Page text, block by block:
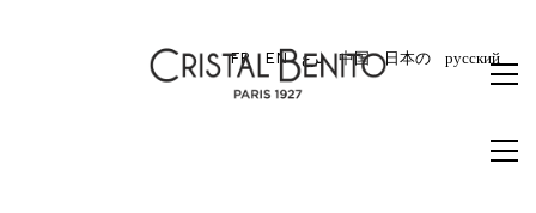
FR EN برع 中国 日本の русский